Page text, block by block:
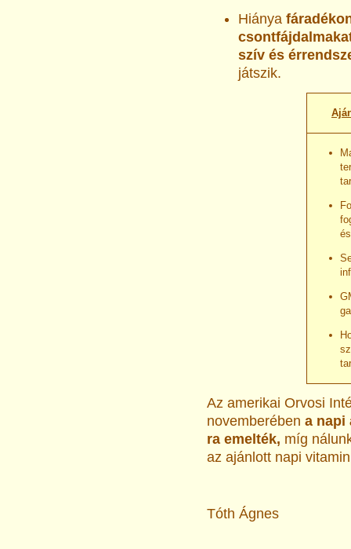
Hiánya
szív és
játszik.
Az amerikai Orvosi
novemberében a
ra emelték, míg
az ajánlott napi
Tóth Ágnes